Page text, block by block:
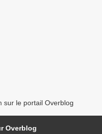
sur le portail Overblog
Overblog